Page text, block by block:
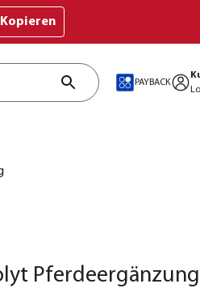
Kopieren
PAYBACK